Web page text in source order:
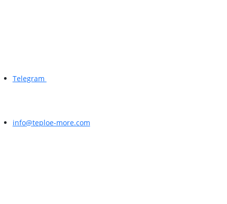
Telegram
info@teploe-more.com